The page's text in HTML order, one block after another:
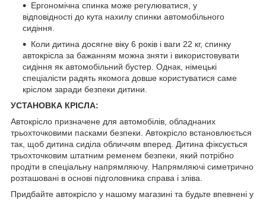
Ергономічна спинка може регулюватися, у
відповідності до кута нахилу спинки автомобільного
сидіння.
Коли дитина досягне віку 6 років і ваги 22 кг, спинку
автокрісла за бажанням можна зняти і використовувати
сидіння як автомобільний бустер. Однак, німецькі
спеціалісти радять якомога довше користуватися саме
кріслом заради безпеки дитини.
УСТАНОВКА КРІСЛА:
Автокрісло призначене для автомобілів, обладнаних
трьохточковими пасками безпеки. Автокрісло встановлюється
так, щоб дитина сиділа обличчям вперед. Дитина фіксується
трьохточковим штатним ременем безпеки, який потрібно
продіти в спеціальну напрямляючу. Напрямляючі симетрично
розташовані в основі підголовника справа і зліва.
Придбайте автокрісло у нашому магазині та будьте впевнені у